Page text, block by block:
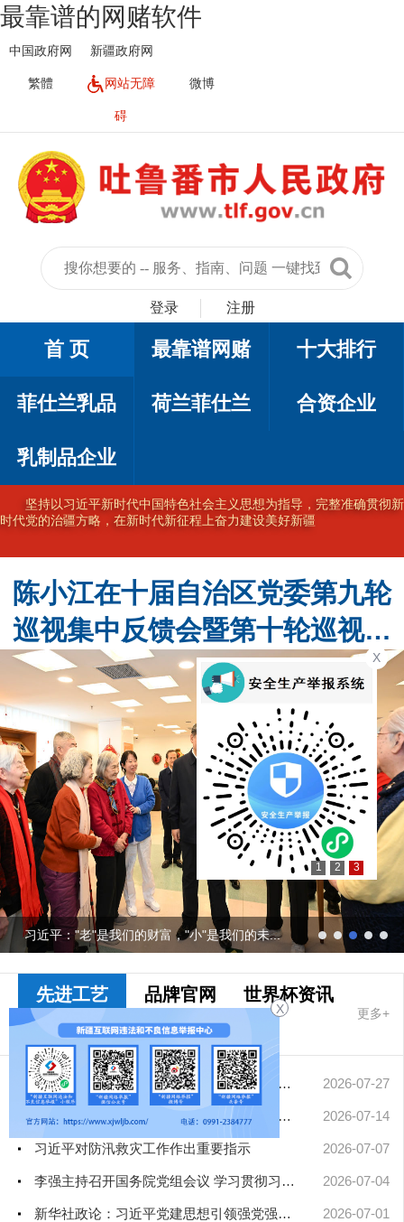
最靠谱的网赌软件
中国政府网 新疆政府网
繁體 网站无障
碍
微博
登录 注册
首 页 最靠谱网赌 十大排行
菲仕兰乳品 荷兰菲仕兰 合资企业
乳制品企业
坚持以习近平新时代中国特色社会主义思想为指导，完整准确贯彻新
时代党的治疆方略，在新时代新征程上奋力建设美好新疆
陈小江在十届自治区党委第九轮
巡视集中反馈会暨第十轮巡视动
员部署会上强调 不断提高巡视的
震慑力穿透力推动力 为建设社会
主义现代化新疆提供坚强政治保
障
习近平："老"是我们的财富，"小"是我们的未...
先进工艺 品牌官网 世界杯资讯
十大网赌app
排行榜要闻
更多+
擦亮中华文明重要名片——习近平文化思想引领中国世界遗产申报保... 2026-07-27
凝聚起建设社会主义现代化新疆的磅礴力量——新疆各地认真学习贯... 2026-07-14
习近平对防汛救灾工作作出重要指示 2026-07-07
李强主持召开国务院党组会议 学习贯彻习近平总书记在庆祝中国共产... 2026-07-04
新华社政论：习近平党建思想引领强党强国新征程——写在中国共产... 2026-07-01
1 2 3
X
X